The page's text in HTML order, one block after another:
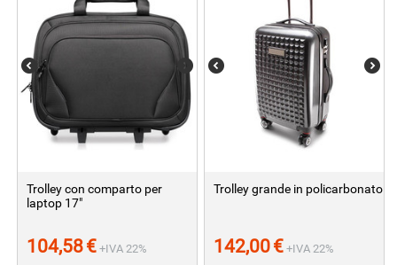
Trolley con comparto per
laptop 17"
104,58€ +IVA 22%
Trolley grande in policarbonato
142,00€ +IVA 22%